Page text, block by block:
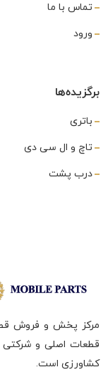
تماس با ما
ورود
برگزیده‌ها
باتری
تاچ و ال سی دی
درب پشت
مرکز پخش و فروش
قطعات اصلی و شرکتی
کشاورزی است.